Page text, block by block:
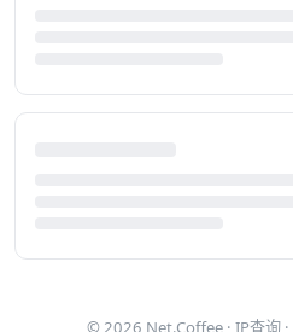
© 2026 Net.Coffee · IP查询 ·